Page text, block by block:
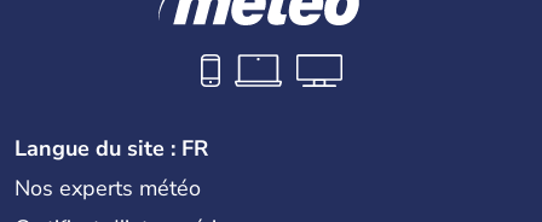
Langue du site : FR
Nos experts météo